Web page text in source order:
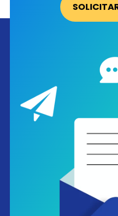
e receba uma